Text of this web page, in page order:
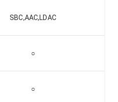
SBC,AAC,LDAC
○
○